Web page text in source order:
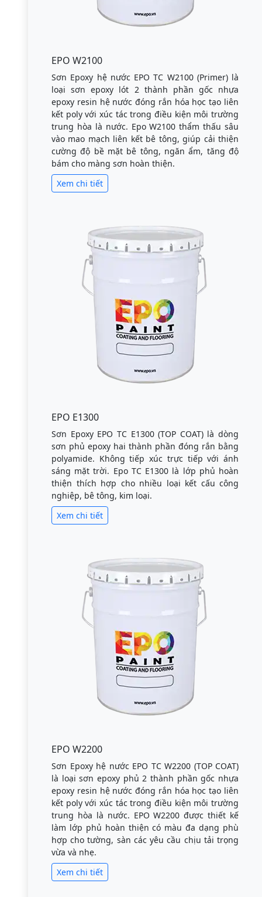
EPO W2100
Sơn Epoxy hệ nước EPO TC W2100 (Primer) là
loại sơn epoxy lót 2 thành phần gốc nhựa
epoxy resin hệ nước đóng rắn hóa học tạo liên
kết poly với xúc tác trong điều kiện môi trường
trung hòa là nước. Epo W2100 thẩm thấu sâu
vào mao mạch liên kết bê tông, giúp cải thiện
cường độ bề mặt bê tông, ngăn ẩm, tăng độ
bám cho màng sơn hoàn thiện.
Xem chi tiết
EPO E1300
Sơn Epoxy EPO TC E1300 (TOP COAT) là dòng
sơn phủ epoxy hai thành phần đóng rắn bằng
polyamide. Không tiếp xúc trực tiếp với ánh
sáng mặt trời. Epo TC E1300 là lớp phủ hoàn
thiện thích hợp cho nhiều loại kết cấu công
nghiệp, bê tông, kim loại.
Xem chi tiết
EPO W2200
Sơn Epoxy hệ nước EPO TC W2200 (TOP COAT)
là loại sơn epoxy phủ 2 thành phần gốc nhựa
epoxy resin hệ nước đóng rắn hóa học tạo liên
kết poly với xúc tác trong điều kiện môi trường
trung hòa là nước. EPO W2200 được thiết kế
làm lớp phủ hoàn thiện có màu đa dạng phù
hợp cho tường, sàn các yêu cầu chịu tải trọng
vừa và nhẹ.
Xem chi tiết